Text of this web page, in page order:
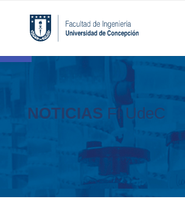
Open toolbar
NOTICIAS FI UdeC